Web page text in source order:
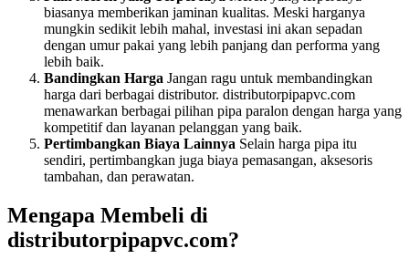
biasanya memberikan jaminan kualitas. Meski harganya
mungkin sedikit lebih mahal, investasi ini akan sepadan
dengan umur pakai yang lebih panjang dan performa yang
lebih baik.
Bandingkan Harga Jangan ragu untuk membandingkan
harga dari berbagai distributor. distributorpipapvc.com
menawarkan berbagai pilihan pipa paralon dengan harga yang
kompetitif dan layanan pelanggan yang baik.
Pertimbangkan Biaya Lainnya Selain harga pipa itu
sendiri, pertimbangkan juga biaya pemasangan, aksesoris
tambahan, dan perawatan.
Mengapa Membeli di
distributorpipapvc.com?